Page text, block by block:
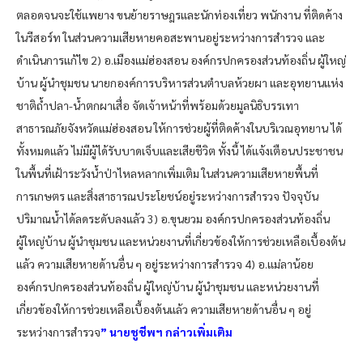
ตลอดจนจะใช้แพยาง ขนย้ายราษฎรและนักท่องเที่ยว พนักงาน ที่ติดค้าง
ในรีสอร์ท ในส่วนความเสียหายคอสะพานอยู่ระหว่างการสำรวจ และ
ดำเนินการแก้ไข 2) อ.เมืองแม่ฮ่องสอน องค์กรปกครองส่วนท้องถิ่น ผู้ใหญ่
บ้าน ผู้นำชุมชน นายกองค์การบริหารส่วนตำบลห้วยผา และอุทยานแห่ง
ชาติถ้ำปลา-น้ำตกผาเสื่อ จัดเจ้าหน้าที่พร้อมด้วยมูลนิธิบรรเทา
สาธารณภัยจังหวัดแม่ฮ่องสอน ให้การช่วยผู้ที่ติดค้างในบริเวณอุทยาน ได้
ทั้งหมดแล้ว ไม่มีผู้ได้รับบาดเจ็บและเสียชีวิต ทั้งนี้ ได้แจ้งเตือนประชาชน
ในพื้นที่เฝ้าระวังน้ำป่าไหลหลากเพิ่มเติม ในส่วนความเสียหายพื้นที่
การเกษตร และสิ่งสาธารณประโยชน์อยู่ระหว่างการสำรวจ ปัจจุบัน
ปริมาณน้ำได้ลดระดับลงแล้ว 3) อ.ขุนยวม องค์กรปกครองส่วนท้องถิ่น
ผู้ใหญ่บ้าน ผู้นำชุมชน และหน่วยงานที่เกี่ยวข้องให้การช่วยเหลือเบื้องต้น
แล้ว ความเสียหายด้านอื่น ๆ อยู่ระหว่างการสำรวจ 4) อ.แม่ลาน้อย
องค์กรปกครองส่วนท้องถิ่น ผู้ใหญ่บ้าน ผู้นำชุมชน และหน่วยงานที่
เกี่ยวข้องให้การช่วยเหลือเบื้องต้นแล้ว ความเสียหายด้านอื่น ๆ อยู่
ระหว่างการสำรวจ” นายชูชีพฯ กล่าวเพิ่มเติม